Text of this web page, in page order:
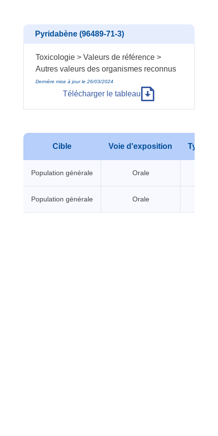
Pyridabène (96489-71-3)
Toxicologie > Valeurs de référence >
Autres valeurs des organismes reconnus
Dernière mise à jour le 26/03/2024
Télécharger le tableau
Cible Voie d'exposition Type
Population générale Orale
Population générale Orale